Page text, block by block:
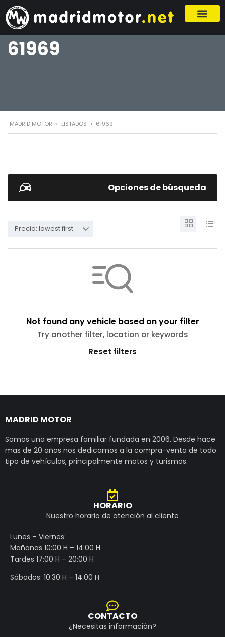
61969
MADRID MOTOR > LISTADOS > 61969
Opciones de búsqueda
Precio: lowest first
Not found any vehicle based on your filter
Try another filter, location or keywords
Reset filters
MADRID MOTOR
Somos una empresa familiar fundada en 2006. Desde hace
mas de 20 años nos dedicamos a la compra-venta de todo
tipo de vehículos, principalmente motos y turismos.
HORARIO
Nuestro horario de atención al cliente
Lunes – Viernes:
Mañanas 10:00 H – 14:00 H
Tardes 17:00 H – 20:00 H
Sábados: 10:30 H – 14:00 H
CONTACTO
¿Necesitas información?